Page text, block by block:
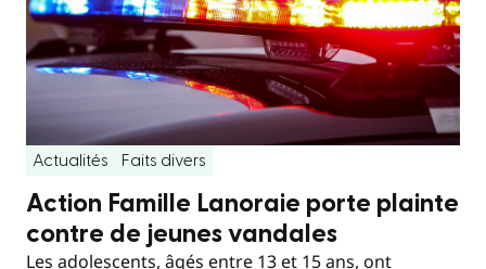
Actualités Faits divers
Action Famille Lanoraie porte plainte
contre de jeunes vandales
Les adolescents, âgés entre 13 et 15 ans, ont